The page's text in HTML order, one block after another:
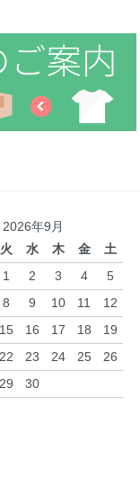
2026年9月
火 水 木 金
土
1
2 3 4
5
8 9 10 11
12
15 16 17 18
19
22 23 24 25
26
29 30